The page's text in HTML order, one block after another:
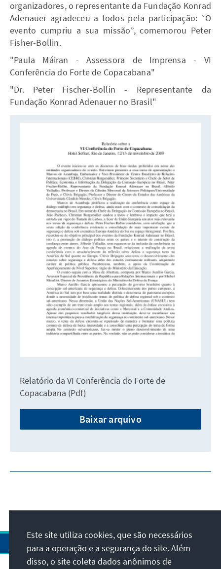
organizadores, o representante da Fundação Konrad
Adenauer agradeceu a todos pela participação: “O
evento cumpriu a sua missão”, comemorou Peter
Fisher-Bollin.
"Paula Máiran - Assessora de Imprensa - VI
Conferência do Forte de Copacabana"
"Dr. Peter Fischer-Bollin - Representante da
Fundação Konrad Adenauer no Brasil"
Relatório da VI Conferência do Forte de
Copacabana (Pdf)
Baixar arquivo
Este site utiliza cookies, que são necessários
para a operação e a segurança do site. Além
disso, o site coleta dados anônimos de